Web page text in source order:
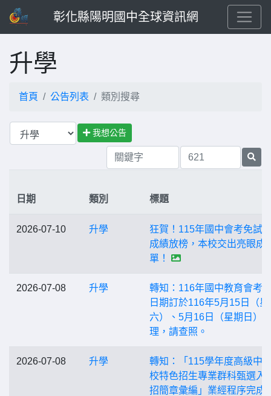
彰化縣陽明國中全球資訊網
升學
首頁 公告列表 類別搜尋
我想公告
日期 類別 標題
2026-07-10 升學
狂賀！115年國中會考免試
成績放榜，本校交出亮眼成
單！
2026-07-08 升學
轉知：116年國中教育會考
日期訂於116年5月15日（
六）、5月16日（星期日）
理，請查照。
2026-07-08 升學
轉知：「115學年度高級中
校特色招生專業群科甄選入
招簡章彙編」業經程序完成